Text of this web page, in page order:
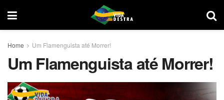
Home Um Flamenguista até Morrer!
Um Flamenguista até Morrer!